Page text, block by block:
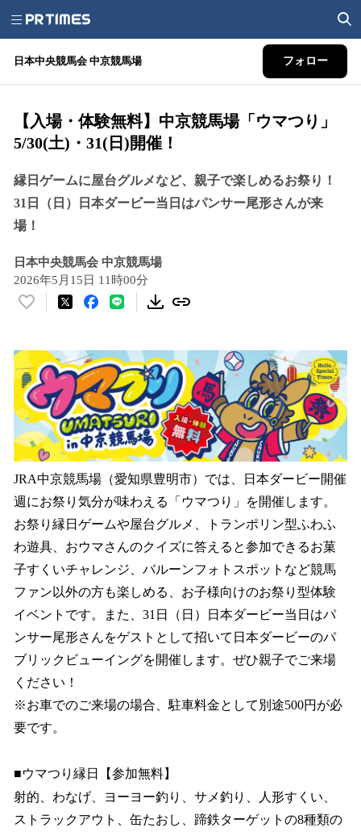
日本中央競馬会 中京競馬場 フォロー
【入場・体験無料】中京競馬場「ウマつり」
5/30(土)・31(日)開催！
縁日ゲームに屋台グルメなど、親子で楽しめるお祭り！
31日（日）日本ダービー当日はパンサー尾形さんが来
場！
日本中央競馬会 中京競馬場
2026年5月15日 11時00分
い
！
数
を
読
み
込
み
中
で
JRA中京競馬場（愛知県豊明市）では、日本ダービー開催
週にお祭り気分が味わえる「ウマつり」を開催します。
お祭り縁日ゲームや屋台グルメ、トランポリン型ふわふ
わ遊具、おウマさんのクイズに答えると参加できるお菓
子すくいチャレンジ、バルーンフォトスポットなど競馬
ファン以外の方も楽しめる、お子様向けのお祭り型体験
イベントです。また、31日（日）日本ダービー当日はパ
ンサー尾形さんをゲストとして招いて日本ダービーのパ
ブリックビューイングを開催します。ぜひ親子でご来場
ください！
※お車でのご来場の場合、駐車料金として別途500円が必
要です。
■ウマつり縁日【参加無料】
射的、わなげ、ヨーヨー釣り、サメ釣り、人形すくい、
ストラックアウト、缶たおし、蹄鉄ターゲットの8種類の